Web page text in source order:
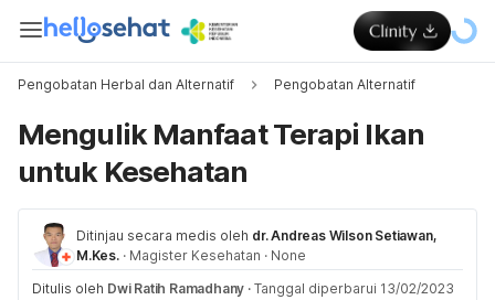
Pengobatan Herbal dan Alternatif Pengobatan Alternatif
Mengulik Manfaat Terapi Ikan
untuk Kesehatan
Ditinjau secara medis oleh dr. Andreas Wilson Setiawan,
M.Kes. · Magister Kesehatan · None
Ditulis oleh Dwi Ratih Ramadhany · Tanggal diperbarui 13/02/2023